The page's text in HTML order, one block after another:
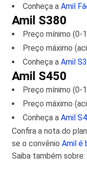
Conheça a Amil
Amil S380
Preço mínimo (0-
Preço máximo
Conheça a Amil
Amil S450
Preço mínimo (0-
Preço máximo
Conheça a Amil
Confira a nota do
se o convênio Amil é
Saiba também sobre: